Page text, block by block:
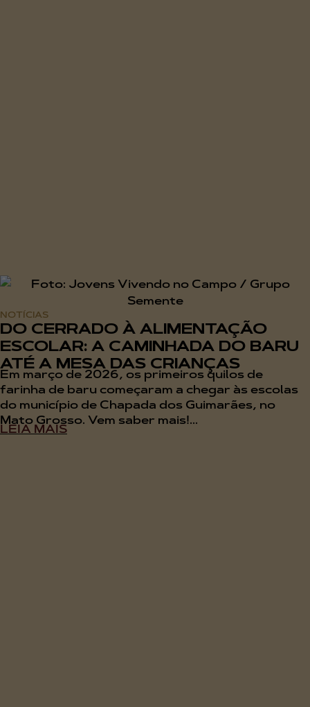
NOTÍCIAS
DO CERRADO À ALIMENTAÇÃO
ESCOLAR: A CAMINHADA DO BARU
ATÉ A MESA DAS CRIANÇAS
Em março de 2026, os primeiros quilos de
farinha de baru começaram a chegar às escolas
do município de Chapada dos Guimarães, no
Mato Grosso. Vem saber mais!...
LEIA MAIS